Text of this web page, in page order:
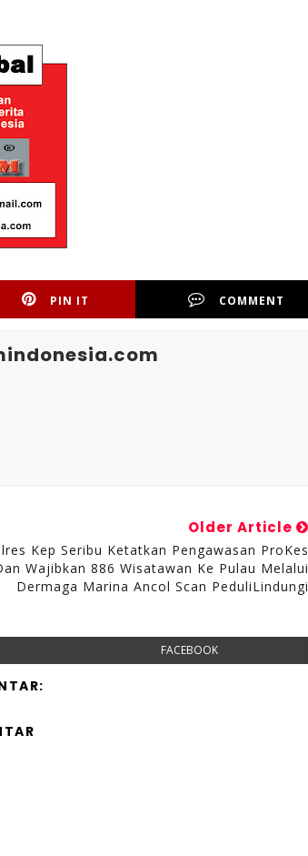
PIN IT COMMENT
Older Article
Kep Seribu Ketatkan Pengawasan ProKes
Wajibkan 886 Wisatawan Ke Pulau Melalui
Dermaga Marina Ancol Scan PeduliLindungi
FACEBOOK